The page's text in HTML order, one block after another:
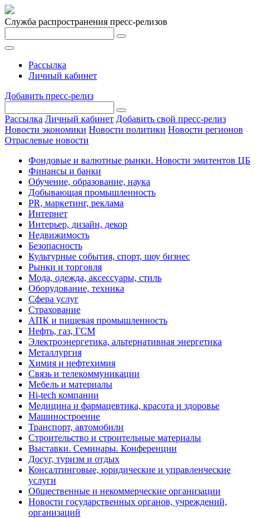
Служба распространения пресс-релизов
Рассылка
Личный кабинет
Добавить пресс-релиз
Рассылка Личный кабинет Добавить свой пресс-релиз
Новости экономики Новости политики Новости регионов
Отраслевые новости
Фондовые и валютные рынки. Новости эмитентов ЦБ
Финансы и банки
Обучение, образование, наука
Добывающая промышленность
PR, маркетинг, реклама
Интернет
Интерьер, дизайн, декор
Недвижимость
Безопасность
Культурные события, спорт, шоу бизнес
Рынки и торговля
Мода, одежда, аксессуары, стиль
Оборудование, техника
Сфера услуг
Страхование
АПК и пищевая промышленность
Нефть, газ, ГСМ
Электроэнергетика, альтернативная энергетика
Металлургия
Химия и нефтехимия
Связь и телекоммуникации
Мебель и материалы
Hi-tech компании
Медицина и фармацевтика, красота и здоровье
Машиностроение
Транспорт, автомобили
Строительство и строительные материалы
Выставки. Семинары. Конференции
Досуг, туризм и отдых
Консалтинговые, юридические и управленческие
услуги
Общественные и некоммерческие организации
Новости государственных органов, учреждений,
организаций